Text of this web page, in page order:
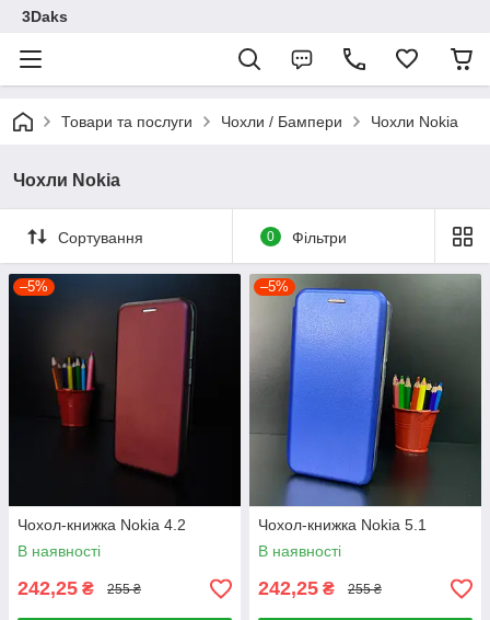
3Daks
Товари та послуги Чохли / Бампери Чохли Nokia
Чохли Nokia
Сортування 0 Фільтри
–5%
Чохол-книжка Nokia 4.2
В наявності
242,25 ₴ 255 ₴
–5%
Чохол-книжка Nokia 5.1
В наявності
242,25 ₴ 255 ₴